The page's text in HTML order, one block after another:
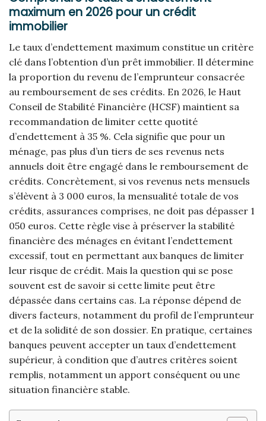
maximum en 2026 pour un crédit
immobilier
Le taux d’endettement maximum constitue un critère
clé dans l’obtention d’un prêt immobilier. Il détermine
la proportion du revenu de l’emprunteur consacrée
au remboursement de ses crédits. En 2026, le Haut
Conseil de Stabilité Financière (HCSF) maintient sa
recommandation de limiter cette quotité
d’endettement à 35 %. Cela signifie que pour un
ménage, pas plus d’un tiers de ses revenus nets
annuels doit être engagé dans le remboursement de
crédits. Concrètement, si vos revenus nets mensuels
s’élèvent à 3 000 euros, la mensualité totale de vos
crédits, assurances comprises, ne doit pas dépasser 1
050 euros. Cette règle vise à préserver la stabilité
financière des ménages en évitant l’endettement
excessif, tout en permettant aux banques de limiter
leur risque de crédit. Mais la question qui se pose
souvent est de savoir si cette limite peut être
dépassée dans certains cas. La réponse dépend de
divers facteurs, notamment du profil de l’emprunteur
et de la solidité de son dossier. En pratique, certaines
banques peuvent accepter un taux d’endettement
supérieur, à condition que d’autres critères soient
remplis, notamment un apport conséquent ou une
situation financière stable.